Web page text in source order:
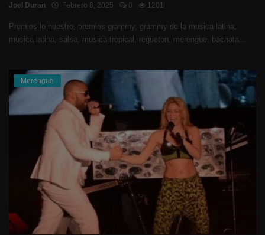
Joel Duran Febrero 8, 2025 0 1201
Premios lo nuestro, premios grammy, grammy de la musica latina,
musica latina, salsa, musica tropical, regueton, merengue, bachata...
Merengue